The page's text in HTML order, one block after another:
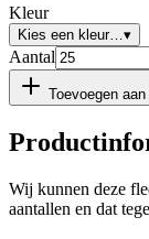
Kleur
Kies een kleur… ▾
Aantal
Toevoegen
Wij kunnen deze
aantallen en dat